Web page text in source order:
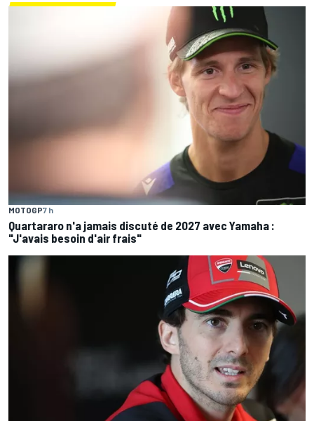
MOTOGP7 h
Quartararo n'a jamais discuté de 2027 avec Yamaha :
"J'avais besoin d'air frais"